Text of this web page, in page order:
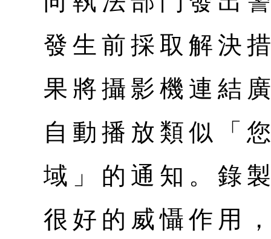
發生前採取解決
果將攝影機連結
自動播放類似「
域」的通知。錄
很好的威懾作用